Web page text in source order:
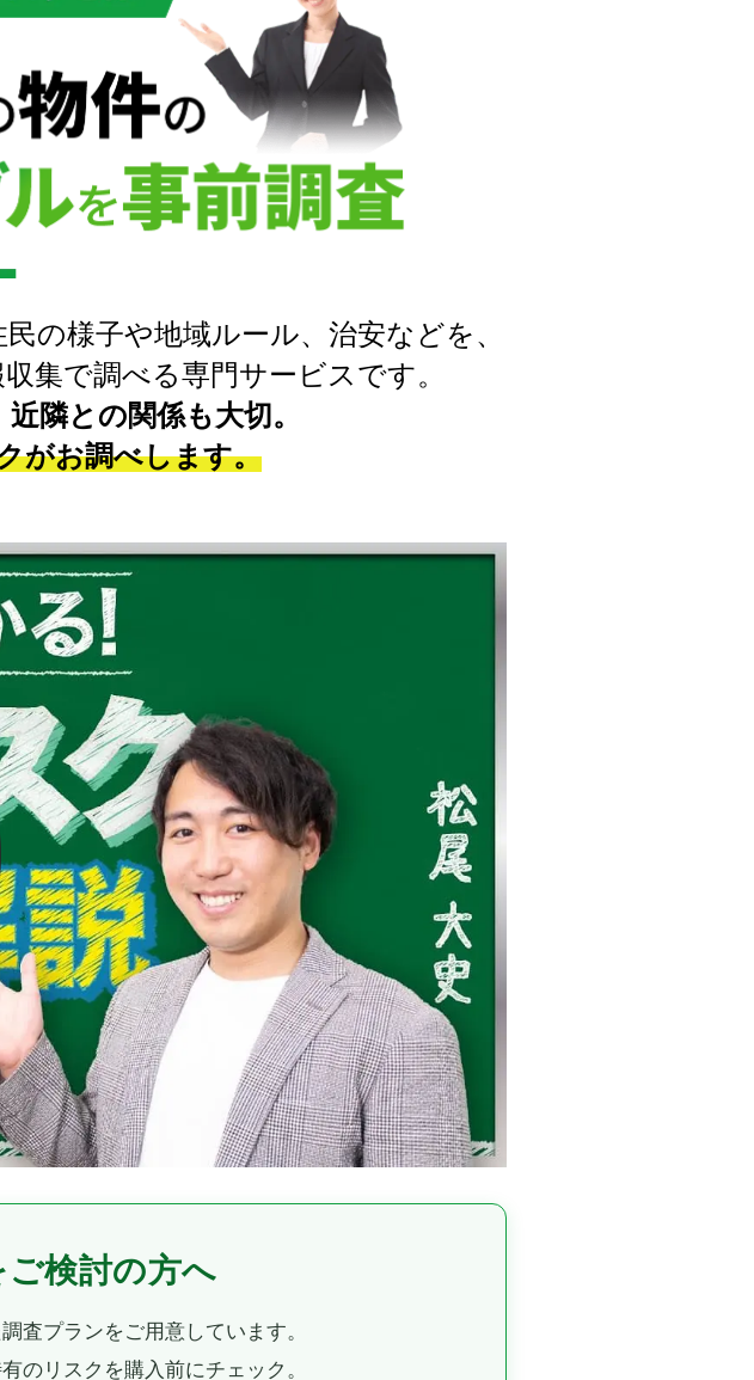
の様子や地域ルール、治安などを、
集で調べる専門サービスです。
隣との関係も大切。
がお調べします。
検討の方へ
査プランをご用意しています。
のリスクを購入前にチェック。